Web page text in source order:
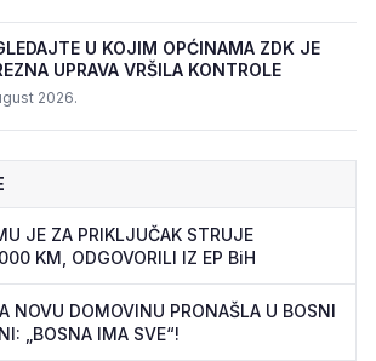
U KOJIM OPĆINAMA ZDK JE
UPRAVA VRŠILA KONTROLE
2026.
JE ZA PRIKLJUČAK STRUJE
KM, ODGOVORILI IZ EP BiH
NOVU DOMOVINU PRONAŠLA U BOSNI
„BOSNA IMA SVE“!